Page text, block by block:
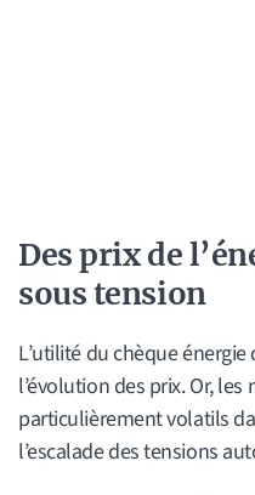
Des prix de
sous tension
L’utilité du chèque
l’évolution des prix. Or,
particulièrement volatils
l’escalade des tensions